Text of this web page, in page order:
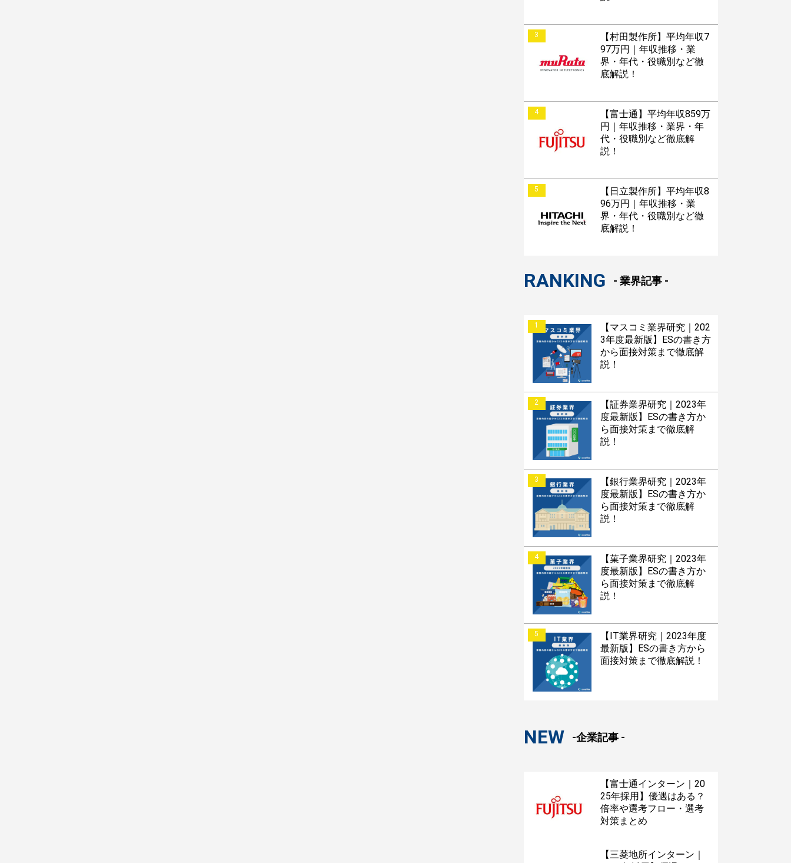
3
【村田製作所】平均年収7
97万円｜年収推移・業
界・年代・役職別など徹
底解説！
4
【富士通】平均年収859万
円｜年収推移・業界・年
代・役職別など徹底解
説！
5
【日立製作所】平均年収8
96万円｜年収推移・業
界・年代・役職別など徹
底解説！
RANKING - 業界記事 -
1
【マスコミ業界研究｜202
3年度最新版】ESの書き方
から面接対策まで徹底解
説！
2
【証券業界研究｜2023年
度最新版】ESの書き方か
ら面接対策まで徹底解
説！
3
【銀行業界研究｜2023年
度最新版】ESの書き方か
ら面接対策まで徹底解
説！
4
【菓子業界研究｜2023年
度最新版】ESの書き方か
ら面接対策まで徹底解
説！
5
【IT業界研究｜2023年度
最新版】ESの書き方から
面接対策まで徹底解説！
NEW -企業記事 -
【富士通インターン｜20
25年採用】優遇はある？
倍率や選考フロー・選考
対策まとめ
【三菱地所インターン｜